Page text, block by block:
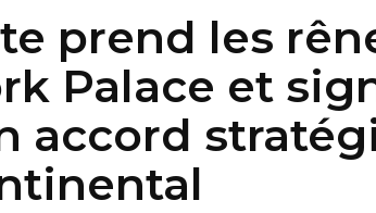
prend les
Palace et
accord